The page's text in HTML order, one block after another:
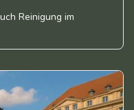
Reinigung im